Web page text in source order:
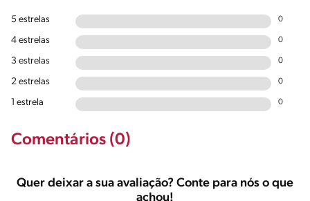
5 estrelas 0
4 estrelas 0
3 estrelas 0
2 estrelas 0
1 estrela 0
Comentários (0)
Quer deixar a sua avaliação? Conte para nós o que
achou!